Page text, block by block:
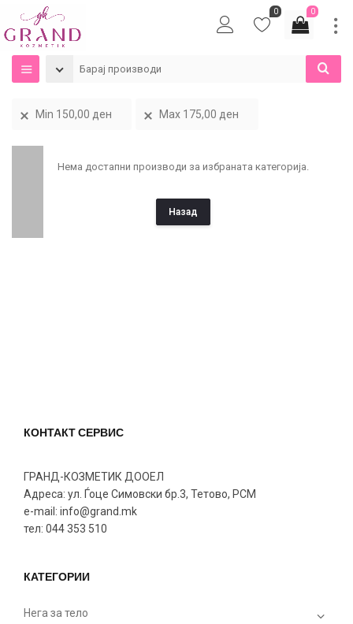
0
0
Min 150,00 ден Max 175,00 ден
Нема достапни производи за избраната категорија.
Назад
КОНТАКТ СЕРВИС
ГРАНД-КОЗМЕТИК ДООЕЛ
Адреса: ул. Ѓоце Симовски бр.3, Тетово, РСМ
e-mail: info@grand.mk
тел: 044 353 510
КАТЕГОРИИ
Нега за тело